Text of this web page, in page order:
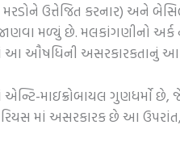
ઉત્તેજિત કરનાર) અને
મળ્યું છે. મલકાંગણીનો અર્ક
આ ઔષધિની અસરકારકતાનું
એન્ટિ-માઇક્રોબાયલ ગુણધર્મો
માં અસરકારક છે આ